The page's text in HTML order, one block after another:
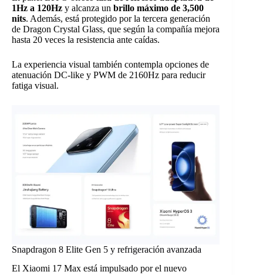
1Hz a 120Hz y alcanza un brillo máximo de 3,500
nits. Además, está protegido por la tercera generación
de Dragon Crystal Glass, que según la compañía mejora
hasta 20 veces la resistencia ante caídas.
La experiencia visual también contempla opciones de
atenuación DC-like y PWM de 2160Hz para reducir
fatiga visual.
Snapdragon 8 Elite Gen 5 y refrigeración avanzada
El Xiaomi 17 Max está impulsado por el nuevo